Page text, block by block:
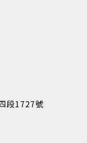
段1727號